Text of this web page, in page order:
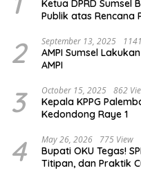
Ketua DPRD Sumsel
Publik atas Rencana
2 September 13, 2025
AMPI Sumsel
AMPI
3 October 15, 2025 862
Kepala KPPG
Kedondong Raye 1
4 May 26, 2026 775 View
Bupati OKU Tegas!
Titipan, dan Praktik